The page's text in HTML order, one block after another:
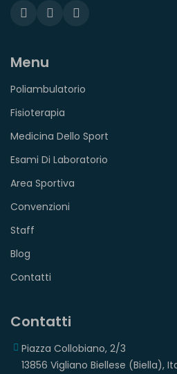
Menu
Poliambulatorio
Fisioterapia
Medicina Dello Sport
Esami Di Laboratorio
Area Sportiva
Convenzioni
Staff
Blog
Contatti
Contatti
Piazza Collobiano, 2/3
13856 Vigliano Biellese (Biella),